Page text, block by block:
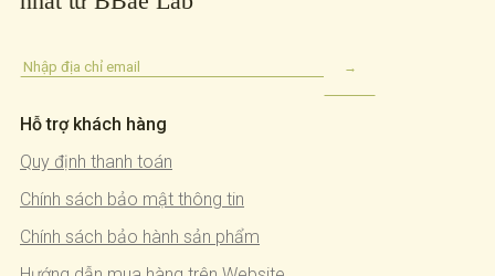
Hỗ trợ khách hàng
Quy định thanh toán
Chính sách bảo mật thông tin
Chính sách bảo hành sản phẩm